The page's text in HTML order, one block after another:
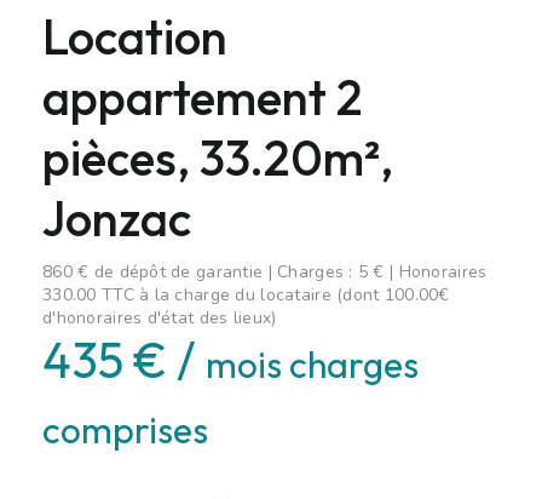
Location
appartement 2
pièces, 33.20m²,
Jonzac
860 € de dépôt de garantie | Charges : 5 € | Honoraires
330.00 TTC à la charge du locataire (dont 100.00€
d'honoraires d'état des lieux)
435 € / mois charges
comprises